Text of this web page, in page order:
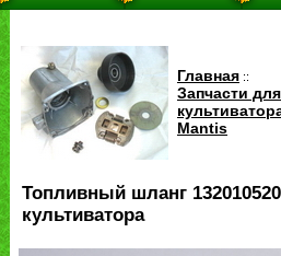
Главная ::
Запчасти для
Mantis
Топливный шланг
культиватора